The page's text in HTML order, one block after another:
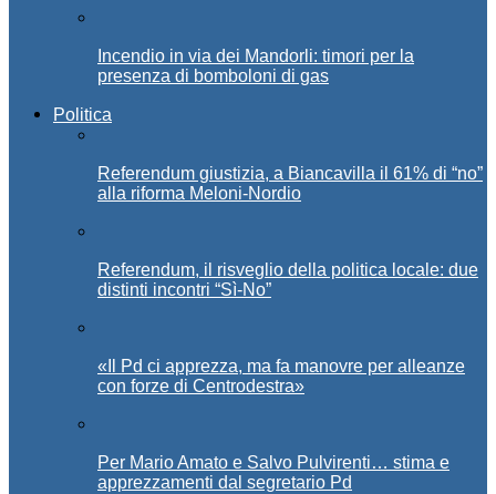
Incendio in via dei Mandorli: timori per la
presenza di bomboloni di gas
Politica
Referendum giustizia, a Biancavilla il 61% di “no”
alla riforma Meloni-Nordio
Referendum, il risveglio della politica locale: due
distinti incontri “Sì-No”
«Il Pd ci apprezza, ma fa manovre per alleanze
con forze di Centrodestra»
Per Mario Amato e Salvo Pulvirenti… stima e
apprezzamenti dal segretario Pd